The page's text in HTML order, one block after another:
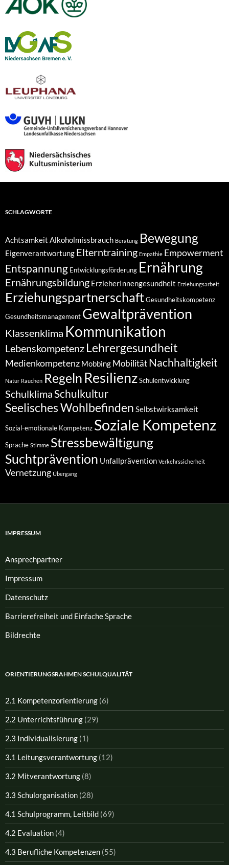
SCHLAGWORTE
Achtsamkeit Alkoholmissbrauch Beratung Bewegung
Eigenverantwortung Elterntraining Empathie Empowerment
Entspannung Entwicklungsförderung Ernährung
Ernährungsbildung ErzieherInnengesundheit Erziehungsarbeit
ErziehungspartnerschaftGesundheitskompetenz
Gesundheitsmanagement Gewaltprävention
Klassenklima Kommunikation
Lebenskompetenz Lehrergesundheit
Medienkompetenz Mobbing MobilitätNachhaltigkeit
Natur Rauchen Regeln ResilienzSchulentwicklung
Schulklima Schulkultur
Seelisches Wohlbefinden Selbstwirksamkeit
Sozial-emotionale Kompetenz Soziale Kompetenz
Sprache Stimme Stressbewältigung
Suchtprävention Unfallprävention Verkehrssicherheit
Vernetzung Übergang
IMPRESSUM
Ansprech­partner
Impressum
Datenschutz
Barrierefreiheit und Einfache Sprache
Bildrechte
ORIENTIERUNGSRAHMEN SCHULQUALITÄT
2.1 Kompetenzorientierung (6)
2.2 Unterrichtsführung (29)
2.3 Individualisierung (1)
3.1 Leitungsverantwortung (12)
3.2 Mitverantwortung (8)
3.3 Schulorganisation (28)
4.1 Schulprogramm, Leitbild (69)
4.2 Evaluation (4)
4.3 Berufliche Kompetenzen (55)